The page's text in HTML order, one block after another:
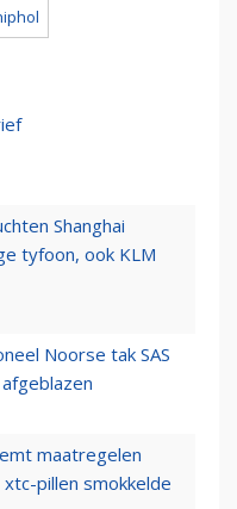
Shanghai
tyfoon, ook KLM
Noorse tak SAS
maatregelen
pillen smokkelde